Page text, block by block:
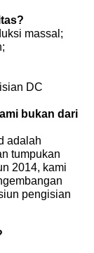
massal;
DC
bukan dari
adalah
tumpukan
2014, kami
pengisian